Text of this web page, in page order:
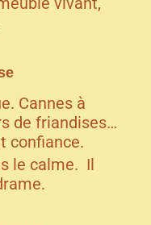
Cannes à
de friandises…
confiance.
le calme. Il